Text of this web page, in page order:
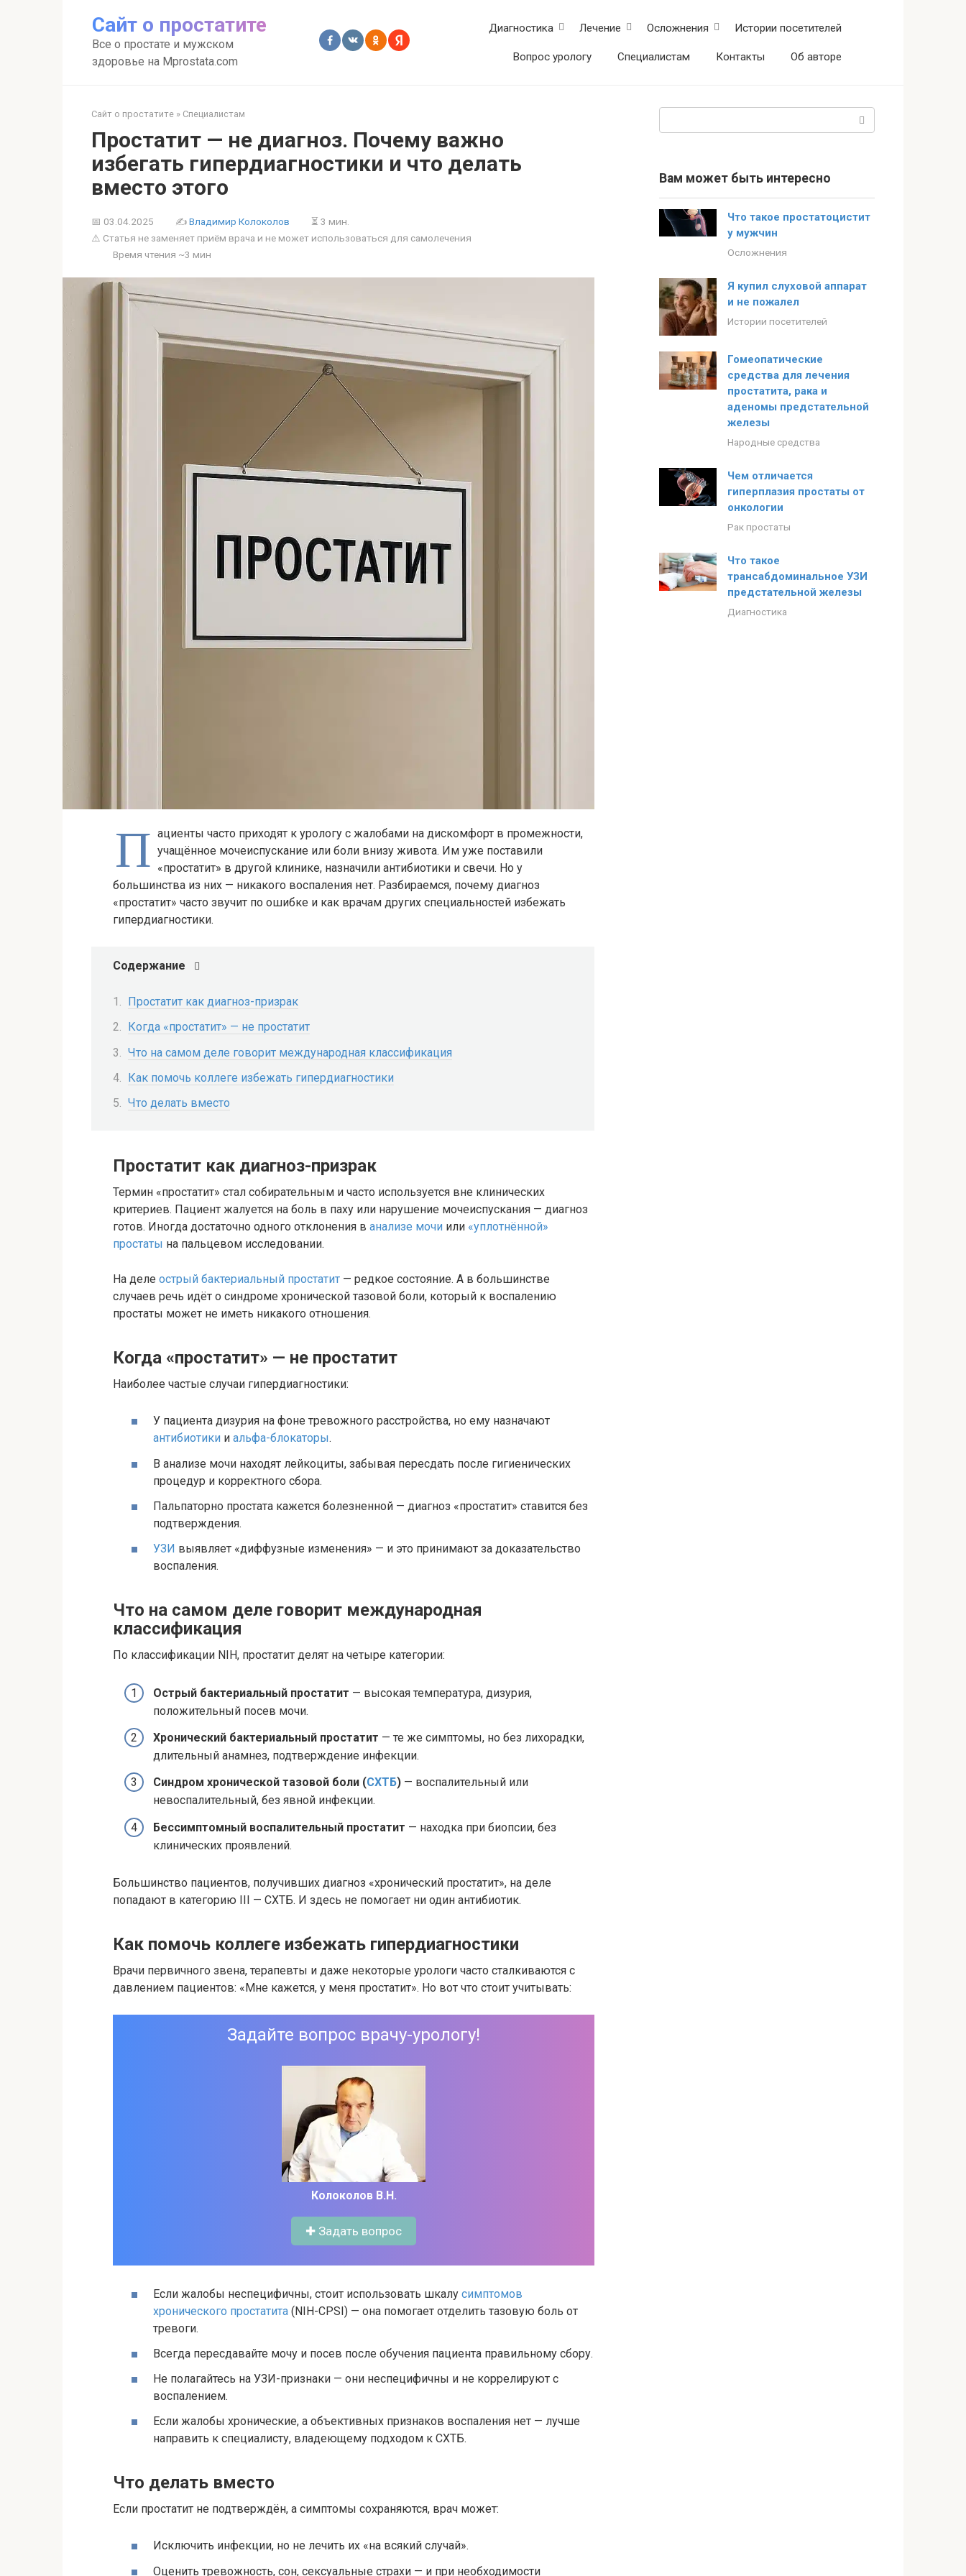
Сайт о простатите
Все о простате и мужском
здоровье на Mprostata.com
Диагностика Лечение Осложнения Истории посетителей
Вопрос урологу Специалистам Контакты Об авторе
Сайт о простатите » Специалистам
Простатит — не диагноз. Почему важно
избегать гипердиагностики и что делать
вместо этого
📅 03.04.2025 ✍Владимир Колоколов
⏳ 3 мин.
⚠️ Статья не заменяет приём врача и не может использоваться для самолечения
Время чтения ~3 мин
П ациенты часто приходят к урологу с жалобами на дискомфорт в промежности,
учащённое мочеиспускание или боли внизу живота. Им уже поставили
«простатит» в другой клинике, назначили антибиотики и свечи. Но у
большинства из них — никакого воспаления нет. Разбираемся, почему диагноз
«простатит» часто звучит по ошибке и как врачам других специальностей избежать
гипердиагностики.
Содержание
Простатит как диагноз-призрак
Когда «простатит» — не простатит
Что на самом деле говорит международная классификация
Как помочь коллеге избежать гипердиагностики
Что делать вместо
Простатит как диагноз-призрак
Термин «простатит» стал собирательным и часто используется вне клинических
критериев. Пациент жалуется на боль в паху или нарушение мочеиспускания — диагноз
готов. Иногда достаточно одного отклонения в анализе мочи или «уплотнённой»
простаты на пальцевом исследовании.
На деле острый бактериальный простатит — редкое состояние. А в большинстве
случаев речь идёт о синдроме хронической тазовой боли, который к воспалению
простаты может не иметь никакого отношения.
Когда «простатит» — не простатит
Наиболее частые случаи гипердиагностики:
У пациента дизурия на фоне тревожного расстройства, но ему назначают
антибиотики и альфа-блокаторы.
В анализе мочи находят лейкоциты, забывая пересдать после гигиенических
процедур и корректного сбора.
Пальпаторно простата кажется болезненной — диагноз «простатит» ставится без
подтверждения.
УЗИ выявляет «диффузные изменения» — и это принимают за доказательство
воспаления.
Что на самом деле говорит международная
классификация
По классификации NIH, простатит делят на четыре категории:
Острый бактериальный простатит — высокая температура, дизурия,
положительный посев мочи.
Хронический бактериальный простатит — те же симптомы, но без лихорадки,
длительный анамнез, подтверждение инфекции.
Синдром хронической тазовой боли (СХТБ) — воспалительный или
невоспалительный, без явной инфекции.
Бессимптомный воспалительный простатит — находка при биопсии, без
клинических проявлений.
Большинство пациентов, получивших диагноз «хронический простатит», на деле
попадают в категорию III — СХТБ. И здесь не помогает ни один антибиотик.
Как помочь коллеге избежать гипердиагностики
Врачи первичного звена, терапевты и даже некоторые урологи часто сталкиваются с
давлением пациентов: «Мне кажется, у меня простатит». Но вот что стоит учитывать:
Задайте вопрос врачу-урологу!
Колоколов В.Н.
✚ Задать вопрос
Если жалобы неспецифичны, стоит использовать шкалу симптомов
хронического простатита (NIH-CPSI) — она помогает отделить тазовую боль от
тревоги.
Всегда пересдавайте мочу и посев после обучения пациента правильному сбору.
Не полагайтесь на УЗИ-признаки — они неспецифичны и не коррелируют с
воспалением.
Если жалобы хронические, а объективных признаков воспаления нет — лучше
направить к специалисту, владеющему подходом к СХТБ.
Что делать вместо
Если простатит не подтверждён, а симптомы сохраняются, врач может:
Исключить инфекции, но не лечить их «на всякий случай».
Оценить тревожность, сон, сексуальные страхи — и при необходимости
Вам может быть интересно
Что такое простатоцистит
у мужчин
Осложнения
Я купил слуховой аппарат
и не пожалел
Истории посетителей
Гомеопатические
средства для лечения
простатита, рака и
аденомы предстательной
железы
Народные средства
Чем отличается
гиперплазия простаты от
онкологии
Рак простаты
Что такое
трансабдоминальное УЗИ
предстательной железы
Диагностика